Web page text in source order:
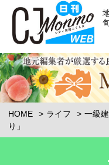
HOME ライフ
一級
り」